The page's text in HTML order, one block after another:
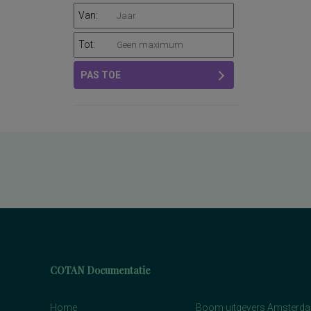
Van:
Tot:
PAS TOE
COTAN Documentatie
Home Boom uitgevers